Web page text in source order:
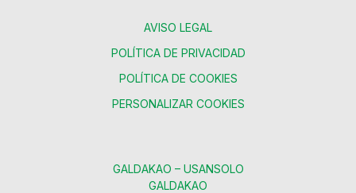
AVISO LEGAL
POLÍTICA DE PRIVACIDAD
POLÍTICA DE COOKIES
PERSONALIZAR COOKIES
GALDAKAO – USANSOLO
GALDAKAO